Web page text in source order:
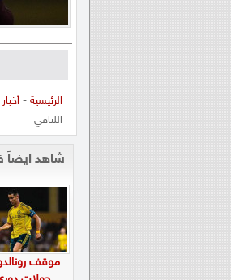
الرئيسية -
اللياقي
شاهد ايضاً
موقف